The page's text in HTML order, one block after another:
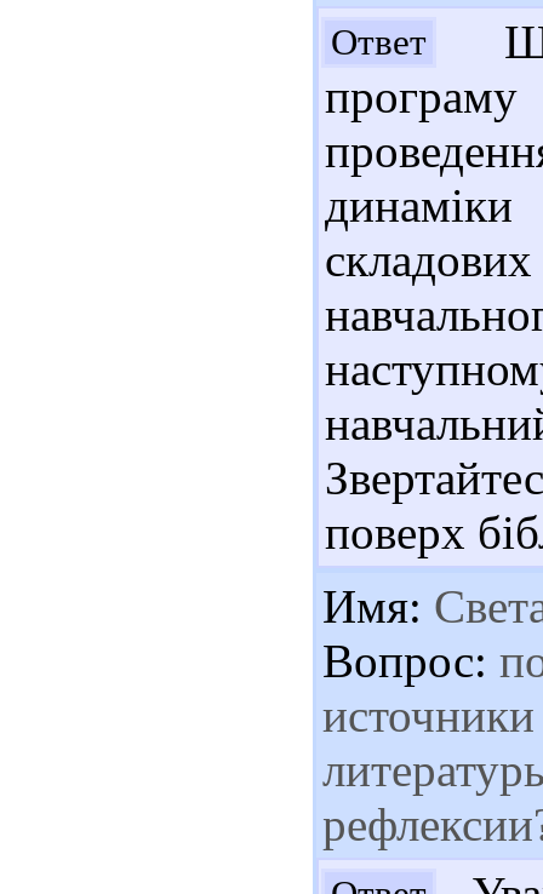
Ответ
поверх
Имя:
Вопрос:
источники